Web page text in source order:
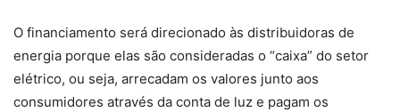
O financiamento será direcionado às distribuidoras de
energia porque elas são consideradas o “caixa” do setor
elétrico, ou seja, arrecadam os valores junto aos
consumidores através da conta de luz e pagam os